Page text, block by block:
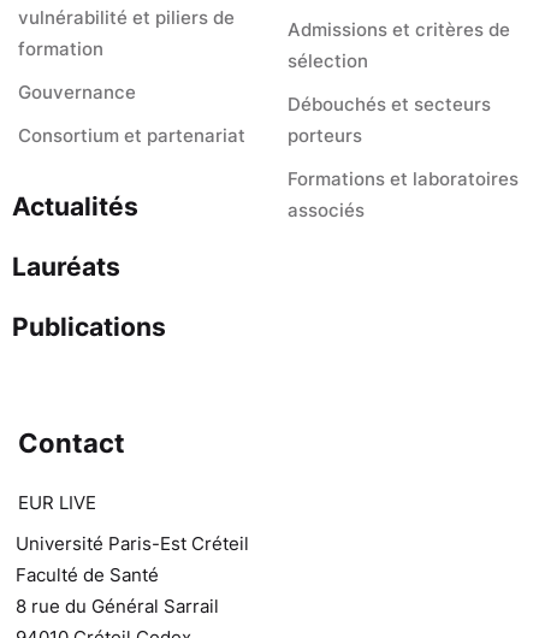
vulnérabilité et piliers de
formation
Gouvernance
Consortium et partenariat
Actualités
Lauréats
Publications
Admissions et critères de
sélection
Débouchés et secteurs
porteurs
Formations et laboratoires
associés
Contact
EUR LIVE
Université Paris-Est Créteil
Faculté de Santé
8 rue du Général Sarrail